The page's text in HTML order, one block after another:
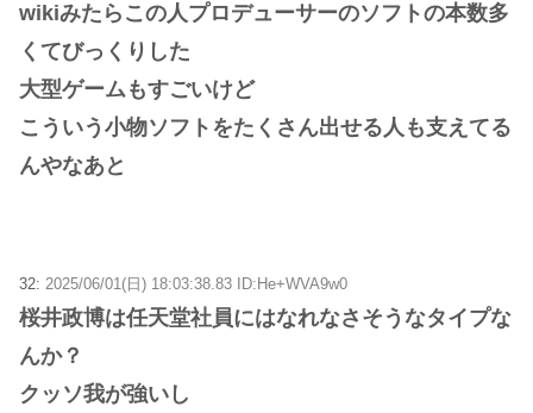
wikiみたらこの人プロデューサーのソフトの本数多
くてびっくりした
大型ゲームもすごいけど
こういう小物ソフトをたくさん出せる人も支えてる
んやなあと
32: 2025/06/01(日) 18:03:38.83 ID:He+WVA9w0
桜井政博は任天堂社員にはなれなさそうなタイプな
んか？
クッソ我が強いし